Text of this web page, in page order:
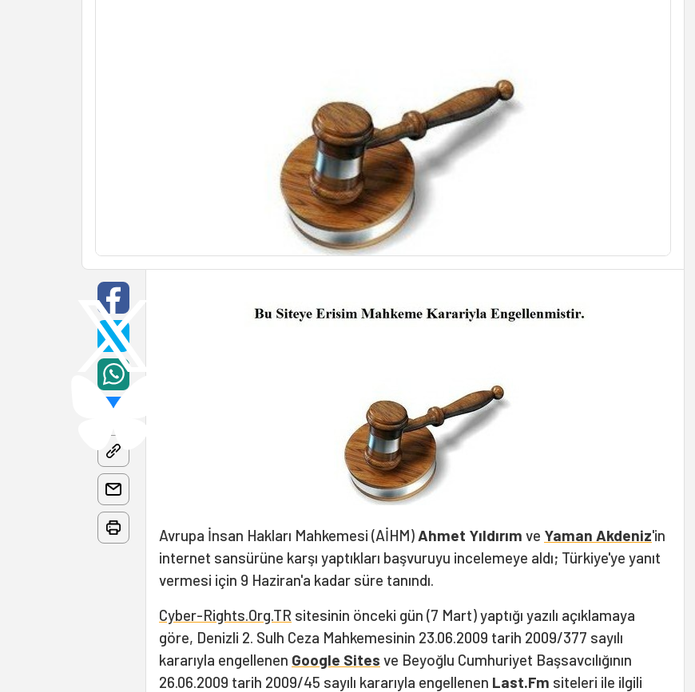
Avrupa İnsan Hakları Mahkemesi (AİHM) Ahmet Yıldırım ve Yaman Akdeniz'in
internet sansürüne karşı yaptıkları başvuruyu incelemeye aldı; Türkiye'ye yanıt
vermesi için 9 Haziran'a kadar süre tanındı.
Cyber-Rights.Org.TR sitesinin önceki gün (7 Mart) yaptığı yazılı açıklamaya
göre, Denizli 2. Sulh Ceza Mahkemesinin 23.06.2009 tarih 2009/377 sayılı
kararıyla engellenen Google Sites ve Beyoğlu Cumhuriyet Başsavcılığının
26.06.2009 tarih 2009/45 sayılı kararıyla engellenen Last.Fm siteleri ile ilgili